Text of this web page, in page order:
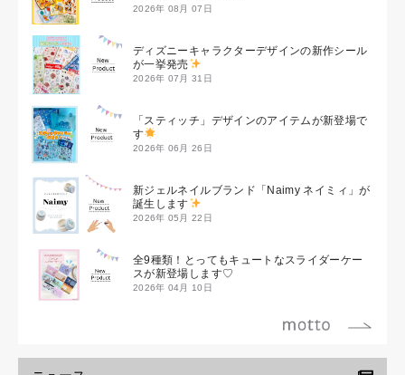
2026年 08月 07日
ディズニーキャラクターデザインの新作シール
が一挙発売
2026年 07月 31日
「スティッチ」デザインのアイテムが新登場で
す
2026年 06月 26日
新ジェルネイルブランド「Naimy ネイミィ」が
誕生します
2026年 05月 22日
全9種類！とってもキュートなスライダーケー
スが新登場します♡
2026年 04月 10日